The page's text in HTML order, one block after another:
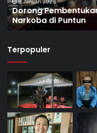
8 Januari 2026
Dorong
Narkoba di Puntun
Terpopuler